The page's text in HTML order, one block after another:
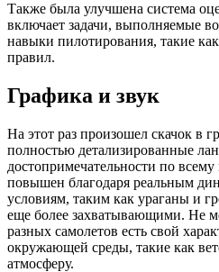
Также была улучшена система
включает задачи, выполняемые
навыки пилотирования, такие
правил.
Графика и звук
На этот раз произошел скачок в
полностью детализированные
достопримечательности по
повышен благодаря реальным
условиям, таким как ураганы и
еще более захватывающими. Не
разных самолетов есть свой
окружающей среды, такие как
атмосферу.